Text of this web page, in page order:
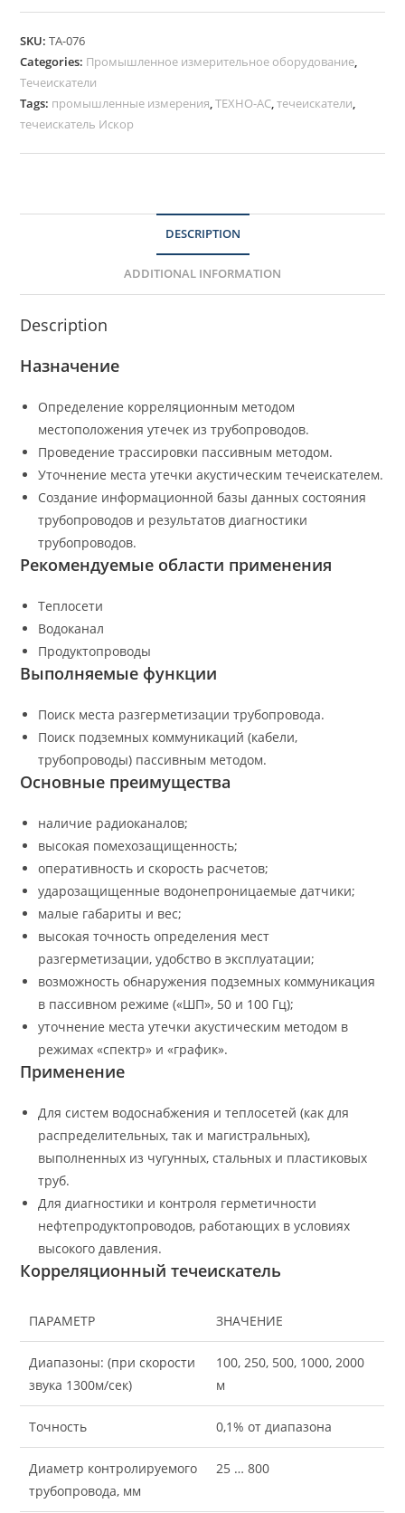
SKU:ТА-076
Categories: Промышленное измерительное оборудование,
Течеискатели
Tags: промышленные измерения,ТЕХНО-АС,течеискатели,
течеискатель Искор
DESCRIPTION
ADDITIONAL INFORMATION
Description
Назначение
Определение корреляционным методом
местоположения утечек из трубопроводов.
Проведение трассировки пассивным методом.
Уточнение места утечки акустическим течеискателем.
Создание информационной базы данных состояния
трубопроводов и результатов диагностики
трубопроводов.
Рекомендуемые области применения
Теплосети
Водоканал
Продуктопроводы
Выполняемые функции
Поиск места разгерметизации трубопровода.
Поиск подземных коммуникаций (кабели,
трубопроводы) пассивным методом.
Основные преимущества
наличие радиоканалов;
высокая помехозащищенность;
оперативность и скорость расчетов;
ударозащищенные водонепроницаемые датчики;
малые габариты и вес;
высокая точность определения мест
разгерметизации, удобство в эксплуатации;
возможность обнаружения подземных коммуникация
в пассивном режиме («ШП», 50 и 100 Гц);
уточнение места утечки акустическим методом в
режимах «спектр» и «график».
Применение
Для систем водоснабжения и теплосетей (как для
распределительных, так и магистральных),
выполненных из чугунных, стальных и пластиковых
труб.
Для диагностики и контроля герметичности
нефтепродуктопроводов, работающих в условиях
высокого давления.
Корреляционный течеискатель
ПАРАМЕТР ЗНАЧЕНИЕ
Диапазоны: (при скорости
звука 1300м/сек)
100, 250, 500, 1000, 2000
м
Точность 0,1% от диапазона
Диаметр контролируемого
трубопровода, мм
25 … 800